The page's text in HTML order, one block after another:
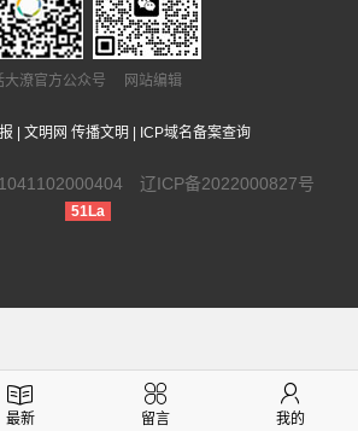
大潦官方公众号 网站编辑
文明网 传播文明 ICP域名备案查询
辽ICP备2022000827号
51La
最新 留言 我的